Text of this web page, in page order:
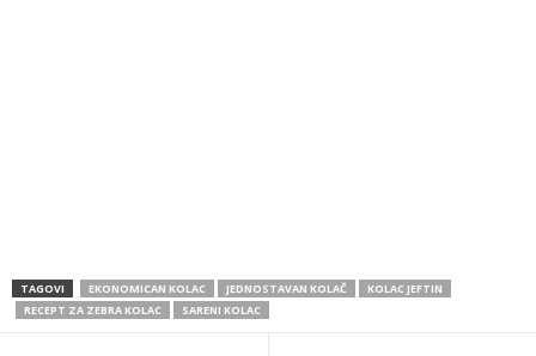
TAGOVI EKONOMICAN KOLAC JEDNOSTAVAN KOLAČ
KOLAC JEFTIN
RECEPT ZA ZEBRA KOLAC
SARENI KOLAC